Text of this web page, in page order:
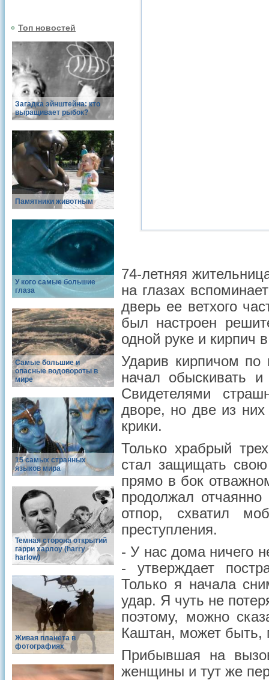
Топ новостей
Загадка эйнштейна: кто
выращивает рыбок?
Памятники животным
У кого самые большие
глаза
Самые большие и
опасные водовороты в
мире
15 самых странных
языков мира
Темная сторона открытий
гарри харлоу (harry
harlow)
Живая планета в
фотографиях
74-летняя
на глазах
дверь ее ветхого
был настроен
одной руке и кирпич
Ударив кирпичом по
начал обыскивать
Свидетелями
дворе, но две из
крики.
Только храбрый
стал защищать
прямо в бок
продолжал
отпор, схватил
преступления.
- У нас дома ничего
- утверждает
Только я начала
удар. Я чуть не
поэтому, можно
Каштан, может быть,
Прибывшая на
женщины и тут же